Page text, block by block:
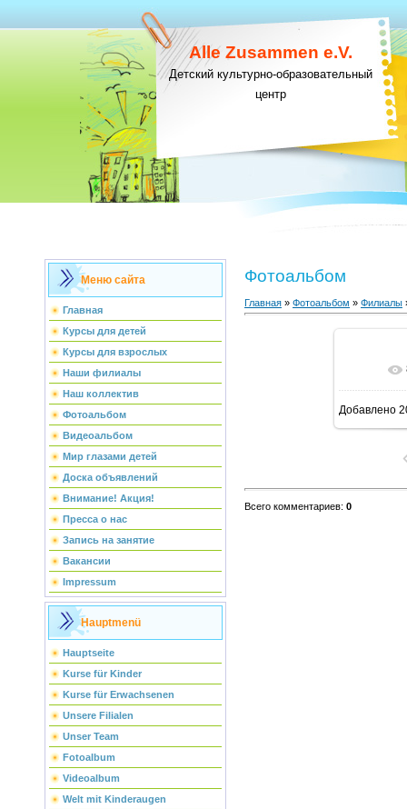
Alle Zusammen e.V.
Детский культурно-образовательный
центр
Меню сайта
Главная
Курсы для детей
Курсы для взрослых
Наши филиалы
Наш коллектив
Фотоальбом
Видеоальбом
Мир глазами детей
Доска объявлений
Внимание! Акция!
Пресса о нас
Запись на занятие
Вакансии
Impressum
Hauptmenü
Hauptseite
Kurse für Kinder
Kurse für Erwachsenen
Unsere Filialen
Unser Team
Fotoalbum
Videoalbum
Welt mit Kinderaugen
Фотоальбом
Главная » Фотоальбом » Филиалы
В
Добавлено
Всего комментариев: 0